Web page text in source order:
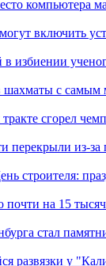
компьютера
включить
избиении
с самым
сгорел
перекрыли из-за
строителя:
почти на 15
стал
развязки у